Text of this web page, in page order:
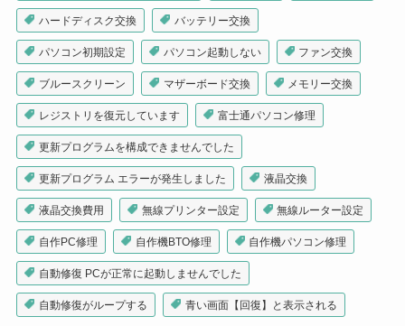
ハードディスク交換 バッテリー交換
パソコン初期設定 パソコン起動しない ファン交換
ブルースクリーン マザーボード交換 メモリー交換
レジストリを復元しています 富士通パソコン修理
更新プログラムを構成できませんでした
更新プログラム エラーが発生しました 液晶交換
液晶交換費用 無線プリンター設定 無線ルーター設定
自作PC修理 自作機BTO修理 自作機パソコン修理
自動修復 PCが正常に起動しませんでした
自動修復がループする 青い画面【回復】と表示される